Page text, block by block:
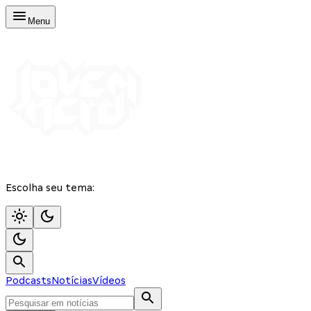
Menu
Escolha seu tema:
PodcastsNotíciasVídeos